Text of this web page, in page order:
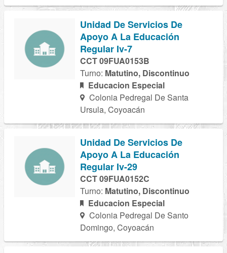
Unidad De Servicios De
Apoyo A La Educación
Regular Iv-7
CCT 09FUA0153B
Turno: Matutino, Discontinuo
Educacion Especial
Colonia Pedregal De Santa
Ursula, Coyoacán
Unidad De Servicios De
Apoyo A La Educación
Regular Iv-29
CCT 09FUA0152C
Turno: Matutino, Discontinuo
Educacion Especial
Colonia Pedregal De Santo
Domingo, Coyoacán